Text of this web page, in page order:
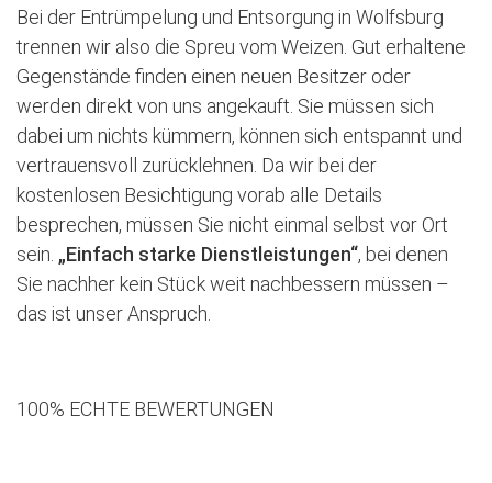
Bei der Entrümpelung und Entsorgung in Wolfsburg
trennen wir also die Spreu vom Weizen. Gut erhaltene
Gegenstände finden einen neuen Besitzer oder
werden direkt von uns angekauft. Sie müssen sich
dabei um nichts kümmern, können sich entspannt und
vertrauensvoll zurücklehnen. Da wir bei der
kostenlosen Besichtigung vorab alle Details
besprechen, müssen Sie nicht einmal selbst vor Ort
sein. „Einfach starke Dienstleistungen“, bei denen
Sie nachher kein Stück weit nachbessern müssen –
das ist unser Anspruch.
100% ECHTE BEWERTUNGEN